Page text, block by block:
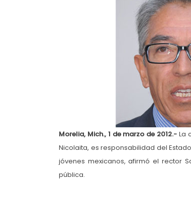
Morelia, Mich., 1 de marzo de 2012.- La
Nicolaita, es responsabilidad del
jóvenes mexicanos, afirmó el rector
pública.